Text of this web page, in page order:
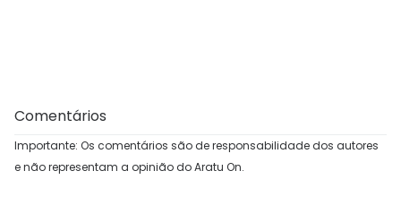
Comentários
Importante: Os comentários são de responsabilidade dos autores
e não representam a opinião do Aratu On.